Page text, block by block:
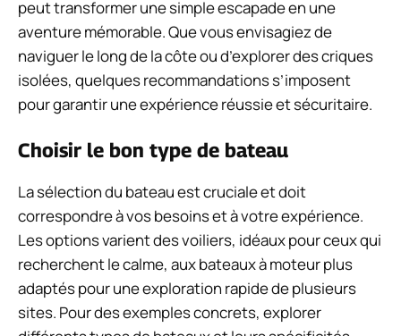
peut transformer une simple escapade en une
aventure mémorable. Que vous envisagiez de
naviguer le long de la côte ou d’explorer des criques
isolées, quelques recommandations s’imposent
pour garantir une expérience réussie et sécuritaire.
Choisir le bon type de bateau
La sélection du bateau est cruciale et doit
correspondre à vos besoins et à votre expérience.
Les options varient des voiliers, idéaux pour ceux qui
recherchent le calme, aux bateaux à moteur plus
adaptés pour une exploration rapide de plusieurs
sites. Pour des exemples concrets, explorer